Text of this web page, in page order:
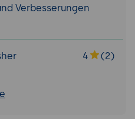
Verbesserungen
4
(2)